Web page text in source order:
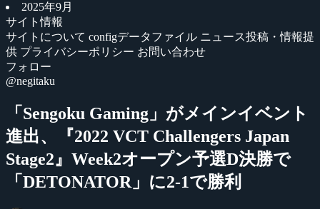
2025年9月
サイト情報
サイトについて configデータファイル ニュース投稿・情報提
供 プライバシーポリシー お問い合わせ
フォロー
@negitaku
「Sengoku Gaming」がメインイベント
進出、『2022 VCT Challengers Japan
Stage2』Week2オープン予選D決勝で
「DETONATOR」に2-1で勝利